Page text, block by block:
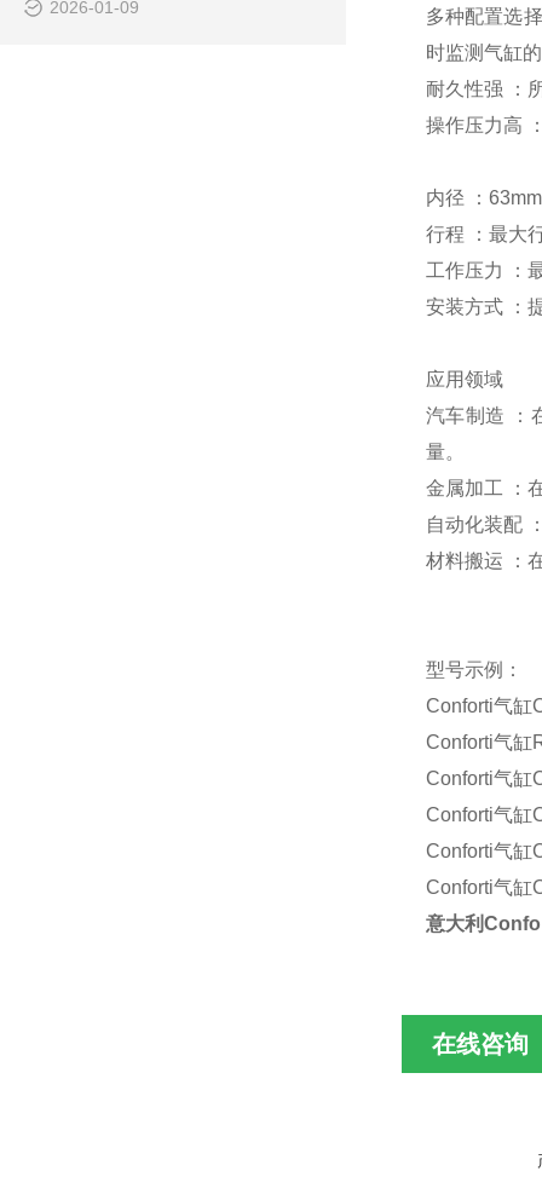
2026-01-09
多种配置选择
时监测气缸
耐久性强
：
操作压力高
内径 ： 63mm
行程
：最大
工作压力
：
安装方式
：
应用领域
汽车制造
量。
金属加工
：
自动化装配
材料搬运
：
型号示例：
Conforti气缸
Conforti气缸
Conforti气缸
Conforti气缸
Conforti气缸
Conforti气缸
意大利
在线咨询